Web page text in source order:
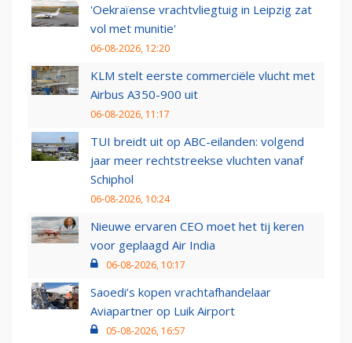
'Oekraïense vrachtvliegtuig in Leipzig zat
vol met munitie'
06-08-2026, 12:20
KLM stelt eerste commerciële vlucht met
Airbus A350-900 uit
06-08-2026, 11:17
TUI breidt uit op ABC-eilanden: volgend
jaar meer rechtstreekse vluchten vanaf
Schiphol
06-08-2026, 10:24
Nieuwe ervaren CEO moet het tij keren
voor geplaagd Air India
06-08-2026, 10:17
Saoedi’s kopen vrachtafhandelaar
Aviapartner op Luik Airport
05-08-2026, 16:57